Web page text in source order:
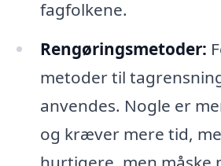
fagfolkene.
Rengøringsmetoder:
metoder til
anvendes. Nogle er
og kræver mere tid,